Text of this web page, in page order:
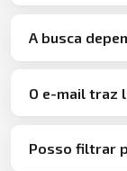
A busca
O e-mail traz
Posso filtrar